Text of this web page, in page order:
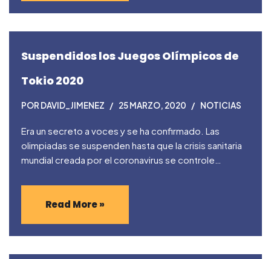
Suspendidos los Juegos Olímpicos de
Tokio 2020
POR DAVID_JIMENEZ 25 MARZO, 2020 NOTICIAS
Era un secreto a voces y se ha confirmado. Las
olimpiadas se suspenden hasta que la crisis sanitaria
mundial creada por el coronavirus se controle…
Read More »